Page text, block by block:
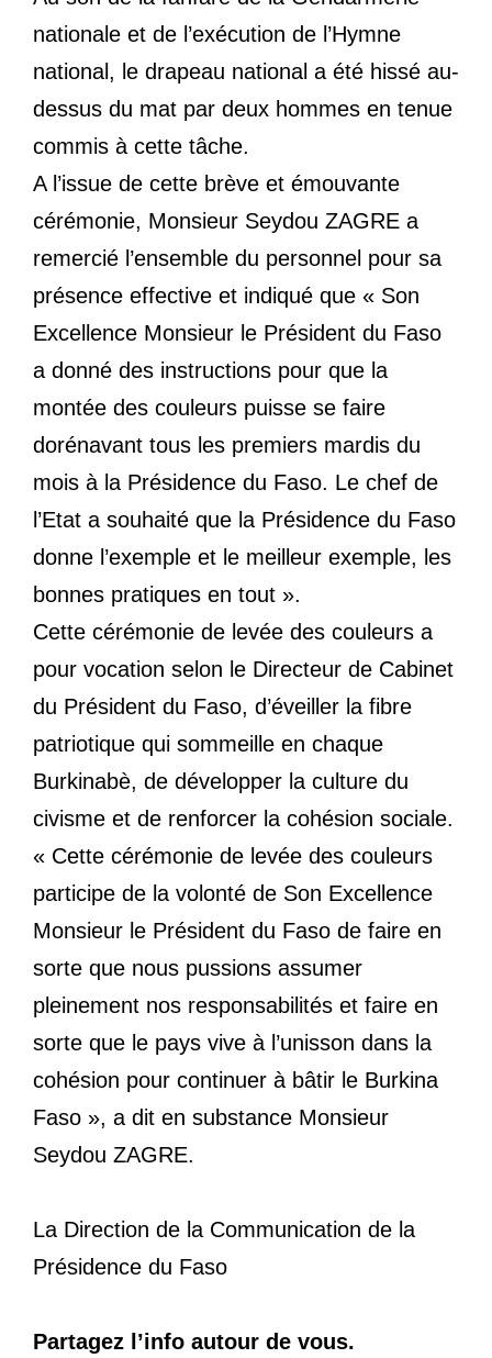
nationale et de l’exécution de l’Hymne
national, le drapeau national a été hissé au-
dessus du mat par deux hommes en tenue
commis à cette tâche.
A l’issue de cette brève et émouvante
cérémonie, Monsieur Seydou ZAGRE a
remercié l’ensemble du personnel pour sa
présence effective et indiqué que « Son
Excellence Monsieur le Président du Faso
a donné des instructions pour que la
montée des couleurs puisse se faire
dorénavant tous les premiers mardis du
mois à la Présidence du Faso. Le chef de
l’Etat a souhaité que la Présidence du Faso
donne l’exemple et le meilleur exemple, les
bonnes pratiques en tout ».
Cette cérémonie de levée des couleurs a
pour vocation selon le Directeur de Cabinet
du Président du Faso, d’éveiller la fibre
patriotique qui sommeille en chaque
Burkinabè, de développer la culture du
civisme et de renforcer la cohésion sociale.
« Cette cérémonie de levée des couleurs
participe de la volonté de Son Excellence
Monsieur le Président du Faso de faire en
sorte que nous pussions assumer
pleinement nos responsabilités et faire en
sorte que le pays vive à l’unisson dans la
cohésion pour continuer à bâtir le Burkina
Faso », a dit en substance Monsieur
Seydou ZAGRE.
La Direction de la Communication de la
Présidence du Faso
Partagez l’info autour de vous.